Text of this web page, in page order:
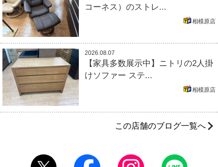
コーネス）のストレ...
相模原店
2026.08.07
【家具多数展示中】ニトリの2人掛
けソファー ステ...
相模原店
この店舗のブログ一覧へ